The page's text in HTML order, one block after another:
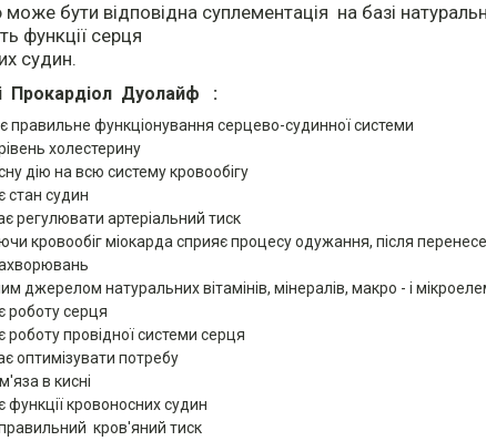
бути відповідна суплементація на базі
функції серця
судин.
Прокардіол Дуолайф :
правильне функціонування серцево-судинної системи
холестерину
дію на всю систему кровообігу
стан судин
регулювати артеріальний тиск
кровообіг міокарда сприяє процесу одужання, після
джерелом натуральних вітамінів, мінералів, макро - і
роботу серця
роботу провідної системи серця
оптимізувати потребу
в кисні
функції кровоносних судин
правильний кров'яний тиск